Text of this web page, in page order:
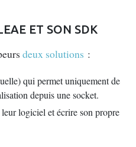
ET SON SDK
deux solutions :
qui permet uniquement de
depuis une socket.
logiciel et écrire son propre